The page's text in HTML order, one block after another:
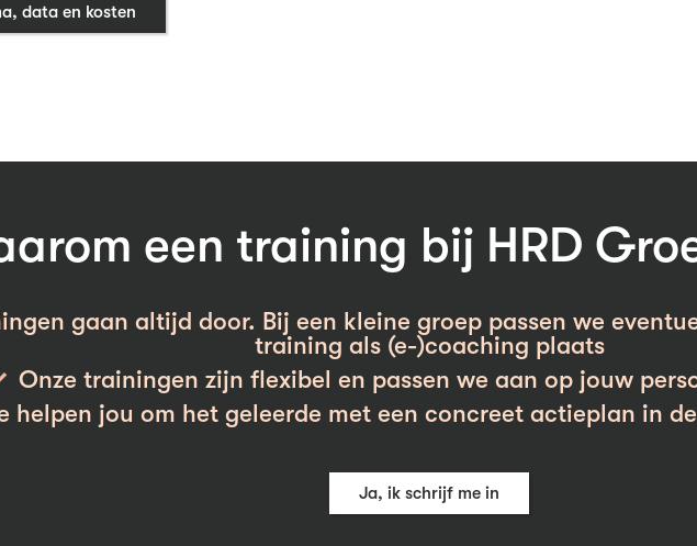
data en kosten
een training bij HRD
gaan altijd door. Bij een kleine groep passen we
training als (e-)coaching plaats
Onze trainingen zijn flexibel en passen we aan op jouw
helpen jou om het geleerde met een concreet actieplan in
Ja, ik schrijf me in